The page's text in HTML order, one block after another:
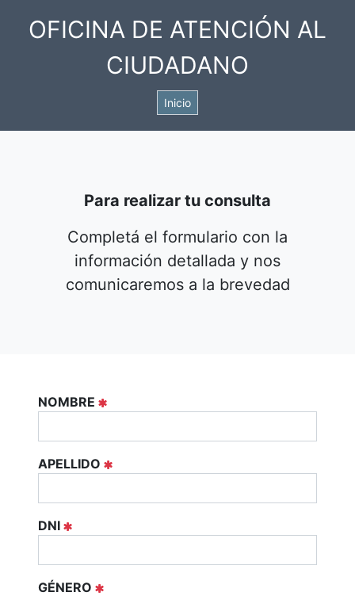
OFICINA DE ATENCIÓN AL
CIUDADANO
Inicio
Para realizar tu consulta
Completá el formulario con la
información detallada y nos
comunicaremos a la brevedad
NOMBRE
APELLIDO
DNI
GÉNERO